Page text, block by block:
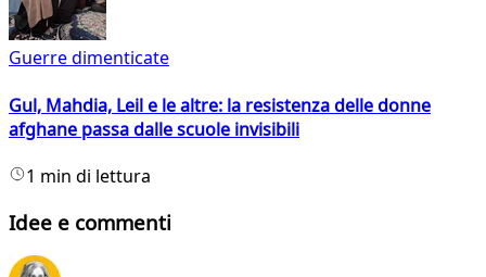
Guerre dimenticate
Gul, Mahdia, Leil e le altre: la resistenza delle donne
afghane passa dalle scuole invisibili
1 min di lettura
Idee e commenti